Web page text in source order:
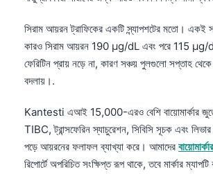
সিরাম আয়রন ট্রাফিকের একটি স্ন্যাপশটের মতো। একই
কারও সিরাম আয়রন 190 µg/dL এবং পরে 115 µg/
ফেরিটিন প্রায় নড়ে না, কারণ সঞ্চয় পুলগুলো সপ্তাহ
বদলায়।.
Kantesti এআই 15,000-এরও বেশি বায়োমার্কার
TIBC, ট্রান্সফেরিন স্যাচুরেশন, সিবিসি সূচক এবং
পড়ে আয়রনের ফলাফল ব্যাখ্যা করে। আমাদের
রিপোর্টে অপরিচিত সংক্ষিপ্ত রূপ থাকে, তবে মার্কার